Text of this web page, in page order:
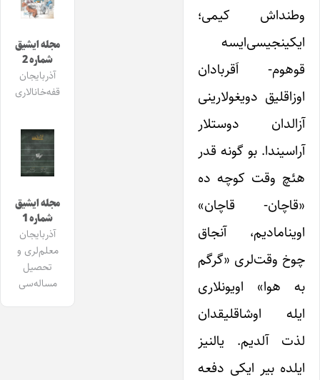
وطنداش کیمی؛
ایکینجیسی‌ایسه
قوهوم- اَقربادان
اوزاقلیق دویغولارینی
آزالدان دوستلار
آراسیندا. بو گونه قدر
هئچ وقت کوچه ده
«قاچان- قاچان»
اوینامادیم، آنجاق
چوخ وقت‌لری «گرگم
به هوا» اویونلاری
ایله اوشاقلیقدان
لذت آلدیم. یالنیز
ایلده بیر ایکی دفعه
مجله ایشیق
شماره 2
آذربایجان
قفه‌خانالاری
مجله ایشیق
شماره 1
آذربایجان
معلم‌لری و
تحصیل
مساله‌سی